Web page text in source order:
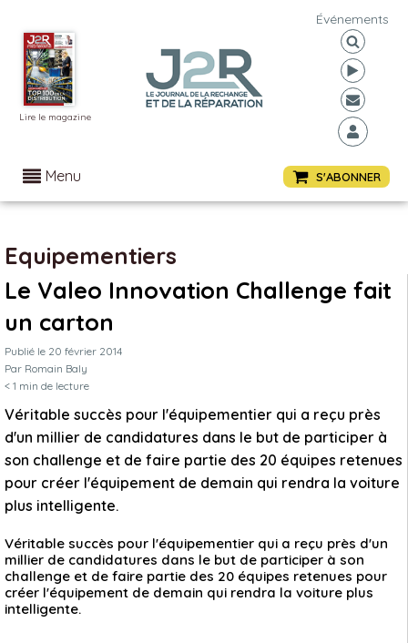
Lire le magazine
Événements
Menu S'ABONNER
Equipementiers
Le Valeo Innovation Challenge fait
un carton
Publié le 20 février 2014
Par Romain Baly
< 1 min de lecture
Véritable succès pour l'équipementier qui a reçu près
d'un millier de candidatures dans le but de participer à
son challenge et de faire partie des 20 équipes retenues
pour créer l'équipement de demain qui rendra la voiture
plus intelligente.
Véritable succès pour l'équipementier qui a reçu près d'un
millier de candidatures dans le but de participer à son
challenge et de faire partie des 20 équipes retenues pour
créer l'équipement de demain qui rendra la voiture plus
intelligente.